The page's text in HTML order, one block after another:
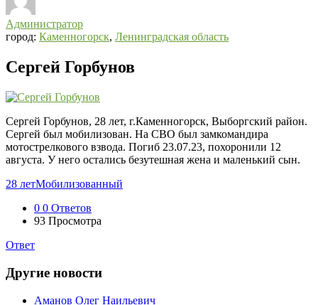
Администратор
город: Каменногорск, Ленинградская область
Сергей Горбунов
Сергей Горбунов, 28 лет, г.Каменногорск, Выборгский район.
Сергей был мобилизован. На СВО был замкомандира
мотострелкового взвода. Погиб 23.07.23, похоронили 12
августа. У него остались безутешная жена и маленький сын.
28 летМобилизованный
0 0 Ответов
93 Просмотра
Ответ
Другие новости
Аманов Олег Наильевич